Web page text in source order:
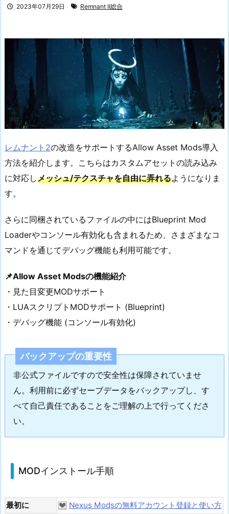
2023年07月29日 Remnant II総合
レムナント2の改造をサポートするAllow Asset Mods導入
方法を紹介します。こちらはカスタムアセットの読み込み
に対応しメッシュ/テクスチャを自由に弄れるようになりま
す。
さらに同梱されているファイルの中にはBlueprint Mod
Loaderやコンソール有効化も含まれるため、さまざまなコ
マンドを通じてデバッグ機能も利用可能です。
📌Allow Asset Modsの機能紹介
・見た目変更MODサポート
・LUAスクリプトMODサポート (Blueprint)
・デバッグ機能 (コンソール有効化)
バックアップの重要性
非公式ファイルですので安全性は保障されていませ
ん。利用前に必ずセーブデータをバックアップし、す
べて自己責任であることをご理解の上で行ってくださ
い。
MODインストール手順
最初に
Nexus Modsの無料アカウント登録と使い方